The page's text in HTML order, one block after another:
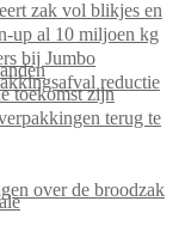
zak vol blikjes en
up al 10 miljoen kg
bij Jumbo
reductie
toekomst zijn
terug te
over de broodzak